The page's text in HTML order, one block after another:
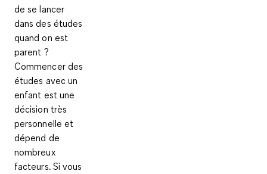
de se lancer
dans des études
quand on est
parent ?
Commencer des
études avec un
enfant est une
décision très
personnelle et
dépend de
nombreux
facteurs. Si vous